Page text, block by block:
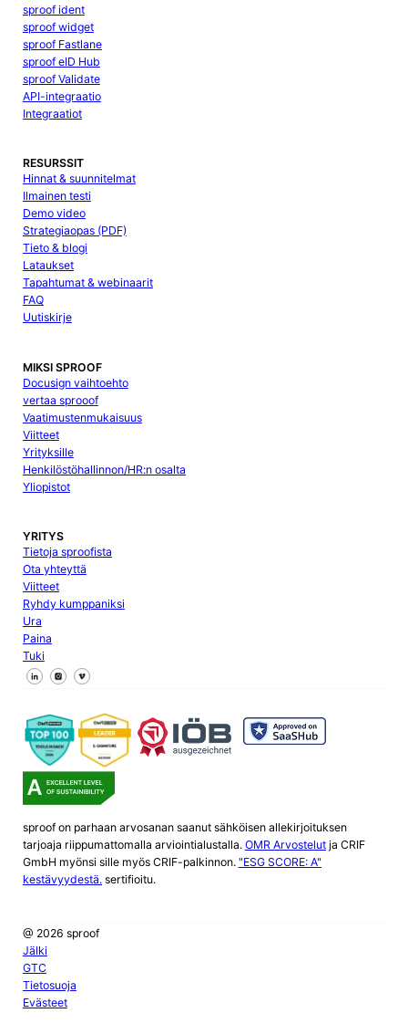
sproof ident
sproof widget
sproof Fastlane
sproof eID Hub
sproof Validate
API-integraatio
Integraatiot
RESURSSIT
Hinnat & suunnitelmat
Ilmainen testi
Demo video
Strategiaopas (PDF)
Tieto & blogi
Lataukset
Tapahtumat & webinaarit
FAQ
Uutiskirje
MIKSI SPROOF
Docusign vaihtoehto
vertaa sprooof
Vaatimustenmukaisuus
Viitteet
Yrityksille
Henkilöstöhallinnon/HR:n osalta
Yliopistot
YRITYS
Tietoja sproofista
Ota yhteyttä
Viitteet
Ryhdy kumppaniksi
Ura
Paina
Tuki
Seuraa meitä Facebookissa
Seuraa meitä X
Seuraa meitä LinkedInissä
sproof on parhaan arvosanan saanut sähköisen allekirjoituksen
tarjoaja riippumattomalla arviointialustalla. OMR Arvostelutja CRIF
GmbH myönsi sille myös CRIF-palkinnon. "ESG SCORE: A"
kestävyydestä.sertifioitu.
@ 2026 sproof
Jälki
GTC
Tietosuoja
Evästeet